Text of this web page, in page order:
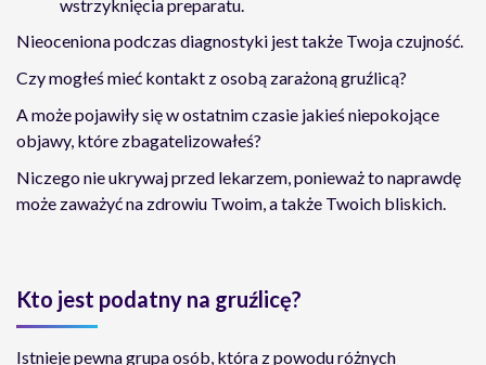
wstrzyknięcia preparatu.
Nieoceniona podczas diagnostyki jest także Twoja czujność.
Czy mogłeś mieć kontakt z osobą zarażoną gruźlicą?
A może pojawiły się w ostatnim czasie jakieś niepokojące
objawy, które zbagatelizowałeś?
Niczego nie ukrywaj przed lekarzem, ponieważ to naprawdę
może zaważyć na zdrowiu Twoim, a także Twoich bliskich.
Kto jest podatny na gruźlicę?
Istnieje pewna grupa osób, która z powodu różnych